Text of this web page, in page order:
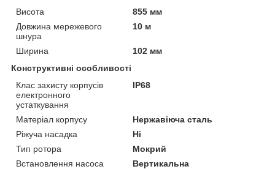
Висота
855 мм
Довжина мережевого
шнура
10 м
Ширина
102 мм
Конструктивні особливості
Клас захисту корпусів
електронного
устаткування
IP68
Матеріал корпусу
Нержавіюча сталь
Ріжуча насадка
Ні
Тип ротора
Мокрий
Встановлення насоса
Вертикальна